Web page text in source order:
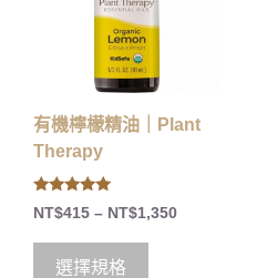
有機檸檬精油｜Plant
Therapy
5.00
out of 5
NT$415 – NT$1,350
選擇規格